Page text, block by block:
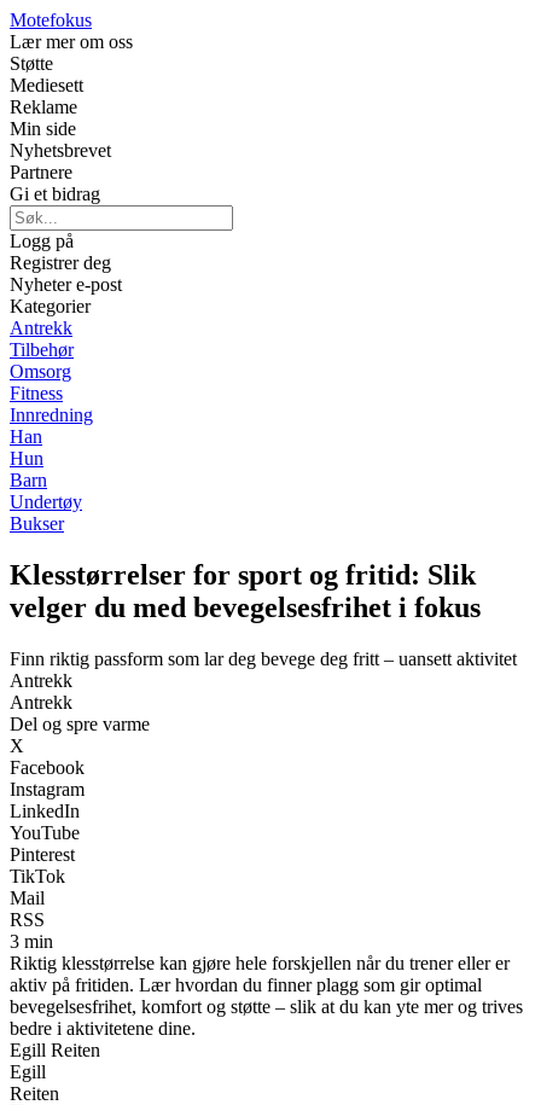
Motefokus
Lær mer om oss
Støtte
Mediesett
Reklame
Min side
Nyhetsbrevet
Partnere
Gi et bidrag
Logg på
Registrer deg
Nyheter e-post
Kategorier
Antrekk
Tilbehør
Omsorg
Fitness
Innredning
Han
Hun
Barn
Undertøy
Bukser
Klesstørrelser for sport og fritid: Slik
velger du med bevegelsesfrihet i fokus
Finn riktig passform som lar deg bevege deg fritt – uansett aktivitet
Antrekk
Antrekk
Del og spre varme
X
Facebook
Instagram
LinkedIn
YouTube
Pinterest
TikTok
Mail
RSS
3 min
Riktig klesstørrelse kan gjøre hele forskjellen når du trener eller er
aktiv på fritiden. Lær hvordan du finner plagg som gir optimal
bevegelsesfrihet, komfort og støtte – slik at du kan yte mer og trives
bedre i aktivitetene dine.
Egill Reiten
Egill
Reiten